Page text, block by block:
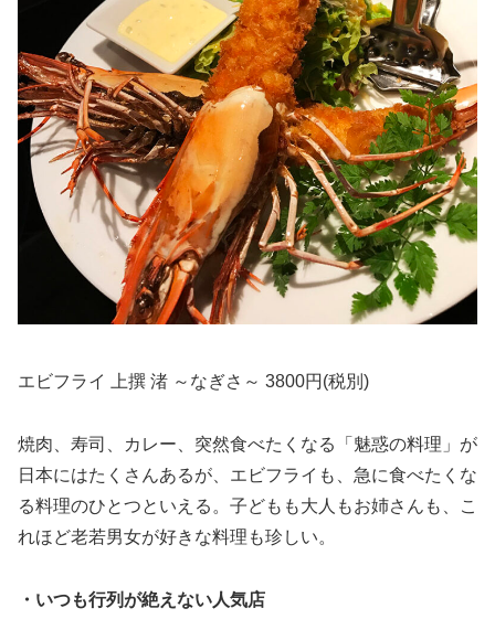
エビフライ 上撰 渚 ～なぎさ～ 3800円(税別)
焼肉、寿司、カレー、突然食べたくなる「魅惑の料理」が
日本にはたくさんあるが、エビフライも、急に食べたくな
る料理のひとつといえる。子どもも大人もお姉さんも、こ
れほど老若男女が好きな料理も珍しい。
・いつも行列が絶えない人気店